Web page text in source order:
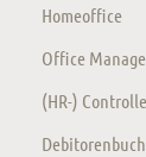
Homeoffice
Office
(HR-)